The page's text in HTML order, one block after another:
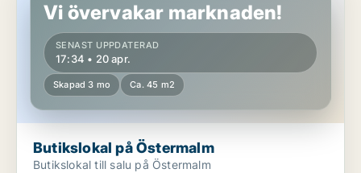
Vi övervakar marknaden!
SENAST UPPDATERAD
17:34 • 20 apr.
Skapad 3 mo Ca. 45 m2
Butikslokal på Östermalm
Butikslokal till salu på Östermalm